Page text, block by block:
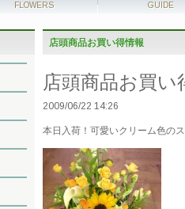
FLOWERS GUIDE
店頭商品お買い得情報
店頭商品お買い
2009/06/22 14:26
本日入荷！可愛いクリーム色の